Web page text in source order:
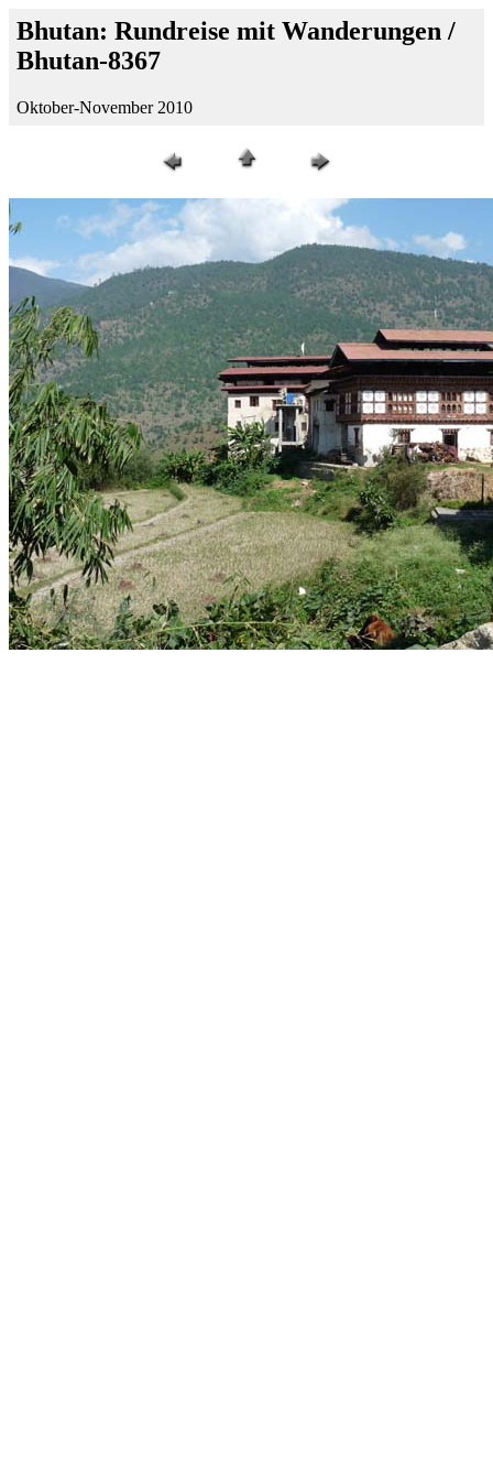
Bhutan: Rundreise mit Wanderungen /
Bhutan-8367
Oktober-November 2010